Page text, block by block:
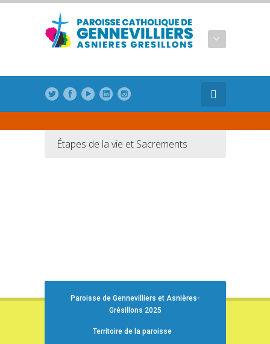
Étapes de la vie et Sacrements
Paroisse de Gennevilliers et Asnières-
Grésillons 2025
Territoire de la paroisse